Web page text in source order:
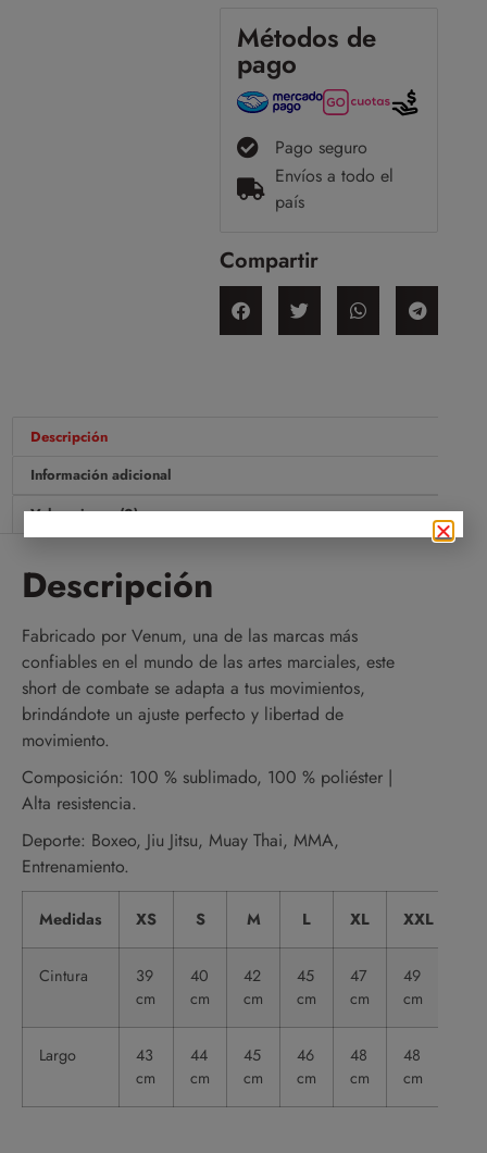
Métodos de
pago
Pago seguro
Envíos a todo el
país
Compartir
Descripción
Información adicional
Valoraciones (0)
Descripción
Fabricado por Venum, una de las marcas más
confiables en el mundo de las artes marciales, este
short de combate se adapta a tus movimientos,
brindándote un ajuste perfecto y libertad de
movimiento.
Composición: 100 % sublimado, 100 % poliéster |
Alta resistencia.
Deporte: Boxeo, Jiu Jitsu, Muay Thai, MMA,
Entrenamiento.
Medidas XS S M L XL XXL
Cintura
39
cm
40
cm
42
cm
45
cm
47
cm
49
cm
Largo
43
cm
44
cm
45
cm
46
cm
48
cm
48
cm